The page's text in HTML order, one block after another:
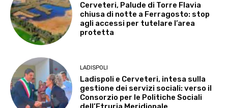
Cerveteri, Palude di Torre Flavia
chiusa di notte a Ferragosto: stop
agli accessi per tutelare l’area
protetta
LADISPOLI
Ladispoli e Cerveteri, intesa sulla
gestione dei servizi sociali: verso il
Consorzio per le Politiche Sociali